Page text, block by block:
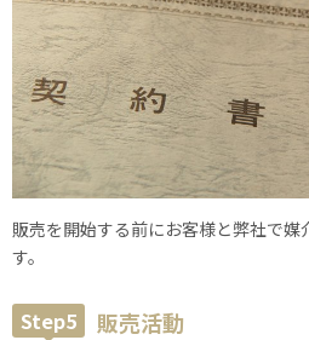
販売を開始する前にお客様と弊社で媒
す。
Step5 販売活動